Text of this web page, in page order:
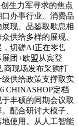
生力军寻求的焦点
办事行业、消费品
现、品鉴取歇息相
供给多样的展现、
切磋AI正在零售
团+欧盟从宾登
商现场发布采购打
供给政策支撑取实
CHINASHOP定档
丰硕的同期会议取
配合研讨大模子、
使用。从人工智能